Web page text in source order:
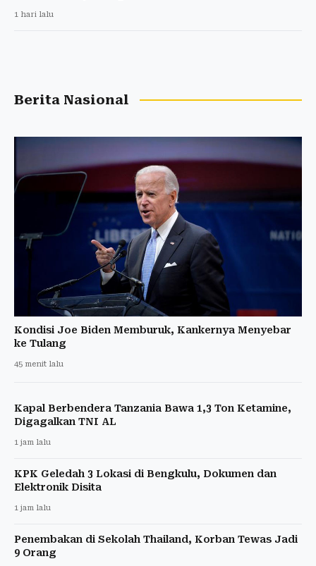
1 hari lalu
Berita Nasional
Kondisi Joe Biden Memburuk, Kankernya Menyebar
ke Tulang
45 menit lalu
Kapal Berbendera Tanzania Bawa 1,3 Ton Ketamine,
Digagalkan TNI AL
1 jam lalu
KPK Geledah 3 Lokasi di Bengkulu, Dokumen dan
Elektronik Disita
1 jam lalu
Penembakan di Sekolah Thailand, Korban Tewas Jadi
9 Orang